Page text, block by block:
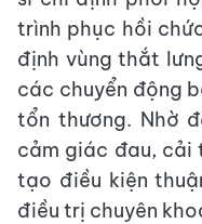
trình phục hồi
định vùng thắt
các chuyển động
tổn thương. Nhờ
cảm giác đau, cải
tạo điều kiện
điều trị chuyên